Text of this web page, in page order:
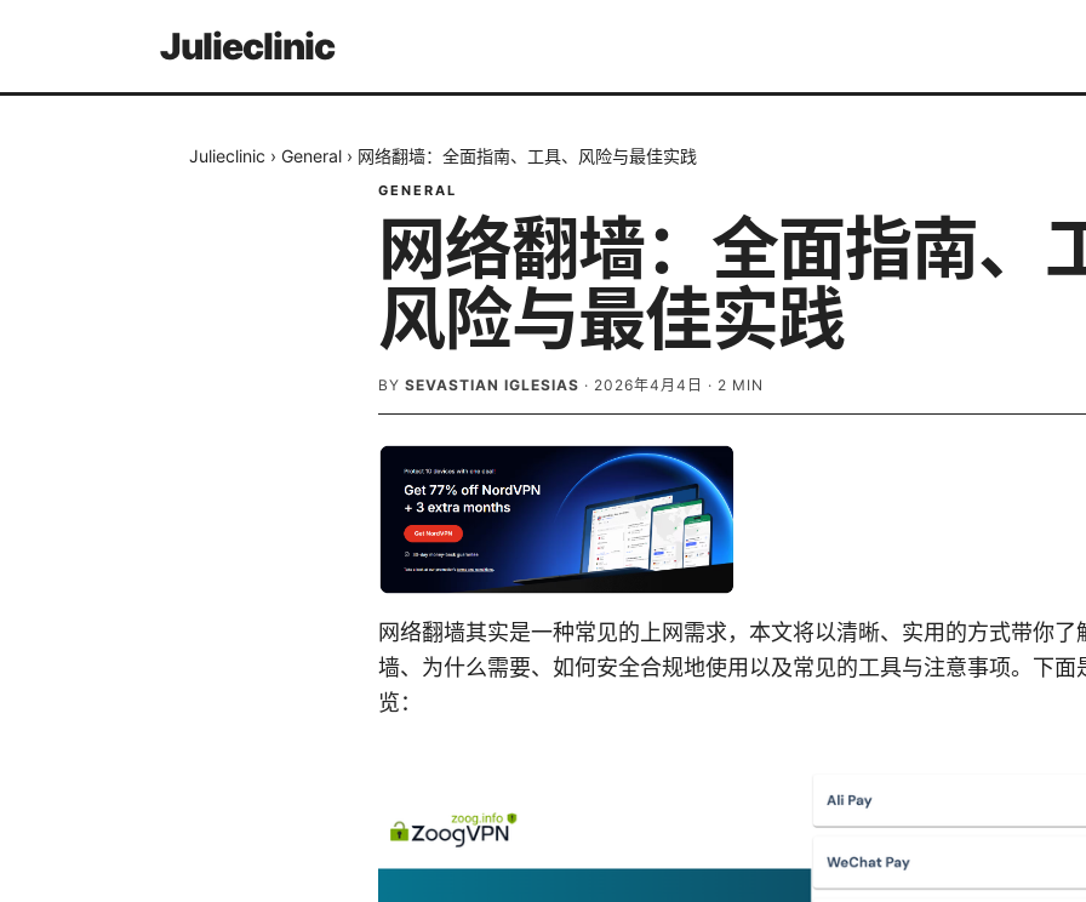
Julieclinic
Julieclinic › General › 网络翻墙：全面指南、工具、风险与最佳实践
GENERAL
网络翻墙：全面指南、
风险与最佳实践
BY SEVASTIAN IGLESIAS · 2026年4月4日 · 2 MIN
网络翻墙其实是一种常见的上网需求，本文将以清晰、实用的方式带你了
墙、为什么需要、如何安全合规地使用以及常见的工具与注意事项。下面
览：